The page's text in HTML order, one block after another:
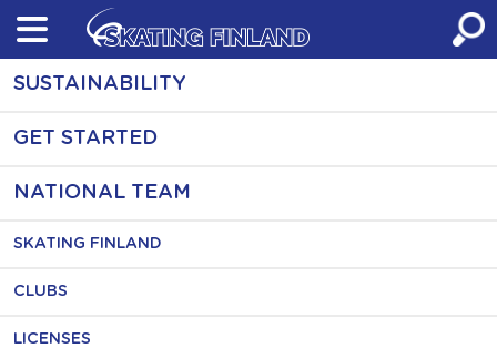
Skip
content
SUSTAINABILITY
GET STARTED
NATIONAL TEAM
SKATING FINLAND
CLUBS
LICENSES